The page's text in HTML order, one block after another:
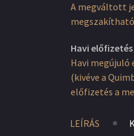
A megváltott
Havi
Havi
(kivéve a
előfizetés a
LEÍRÁS